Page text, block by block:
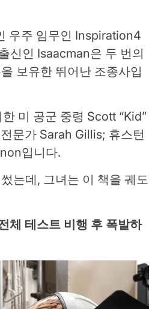
우주 임무인 Inspiration4
신인 Isaacman은 두 번의
보유한 뛰어난 조종사입
미 공군 중령 Scott “Kid”
문가 Sarah Gillis; 휴스턴
입니다.
는데, 그녀는 이 책을 궤도
체 테스트 비행 후 폭발하